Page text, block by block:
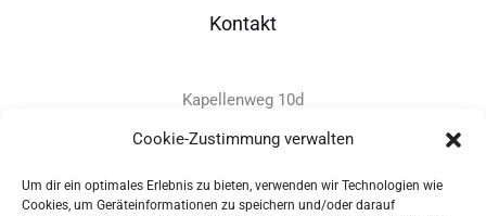
Cookie-Zustimmung verwalten
Um dir ein optimales Erlebnis zu bieten, verwenden wir Technologien wie
Cookies, um Geräteinformationen zu speichern und/oder darauf
Kontakt
Kapellenweg 10d
D-94575 Windorf
+49 - (0)8546 - 97 39 0